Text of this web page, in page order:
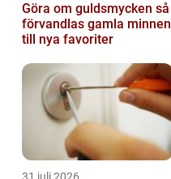
Göra om guldsmycken så
förvandlas gamla minnen
till nya favoriter